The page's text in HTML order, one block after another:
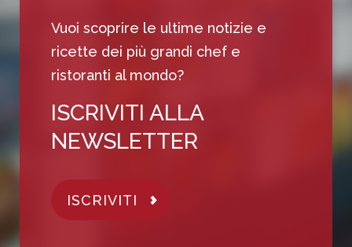
Vuoi scoprire le ultime notizie e
ricette dei più grandi chef e
ristoranti al mondo?
ISCRIVITI ALLA
NEWSLETTER
ISCRIVITI